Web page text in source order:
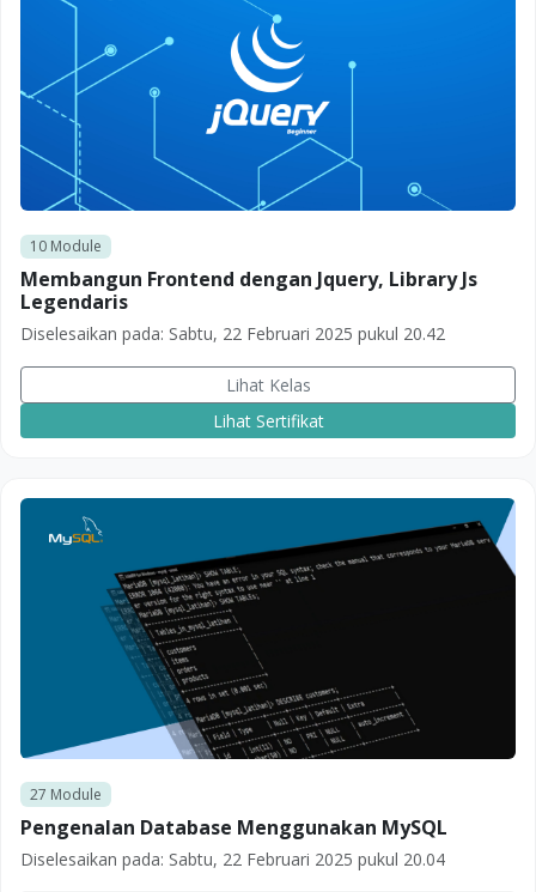
10Module
Membangun Frontend dengan Jquery, Library Js
Legendaris
Diselesaikan pada: Sabtu, 22 Februari 2025 pukul 20.42
Lihat Kelas
Lihat Sertifikat
27 Module
Pengenalan Database Menggunakan MySQL
Diselesaikan pada: Sabtu, 22 Februari 2025 pukul 20.04